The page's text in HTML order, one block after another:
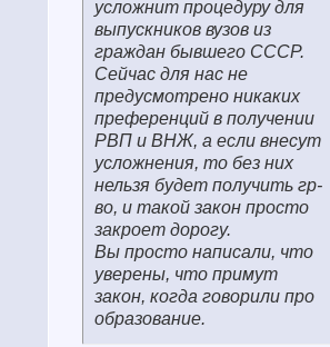
усложнит процедуру для
выпускников вузов из
граждан бывшего СССР.
Сейчас для нас не
предусмотрено никаких
преференций в получении
РВП и ВНЖ, а если внесут
усложнения, то без них
нельзя будет получить гр-
во, и такой закон просто
закроет дорогу.
Вы просто написали, что
уверены, что примут
закон, когда говорили про
образование.